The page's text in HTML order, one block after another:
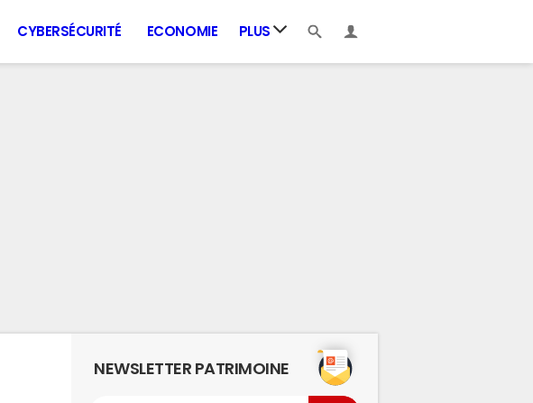
CYBERSÉCURITÉ ECONOMIE PLUS
NEWSLETTER PATRIMOINE